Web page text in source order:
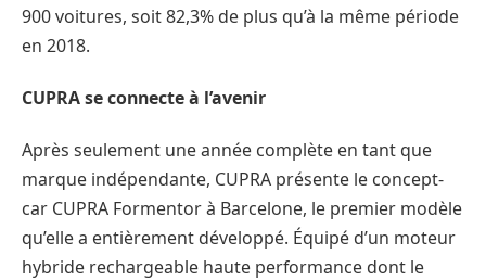
900 voitures, soit 82,3% de plus qu’à la même période
en 2018.
CUPRA se connecte à l’avenir
Après seulement une année complète en tant que
marque indépendante, CUPRA présente le concept-
car CUPRA Formentor à Barcelone, le premier modèle
qu’elle a entièrement développé. Équipé d’un moteur
hybride rechargeable haute performance dont le